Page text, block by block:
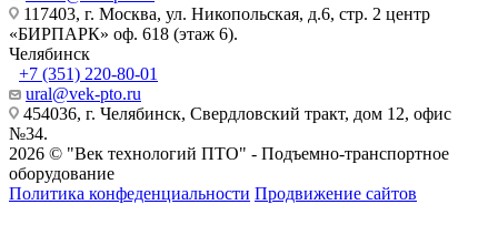
117403, г. Москва, ул. Никопольская, д.6, стр. 2 центр
«БИРПАРК» оф. 618 (этаж 6).
Челябинск
+7 (351) 220-80-01
ural@vek-pto.ru
454036, г. Челябинск, Свердловский тракт, дом 12, офис
№34.
2026 © "Век технологий ПТО" - Подъемно-транспортное
оборудование
Политика конфеденциальности Продвижение сайтов